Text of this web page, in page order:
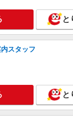
円〜 ★交通費別途支給（
。○。・゜+゜・。○。
有) お友達を紹介頂くと, インセンテ
支給(規定有) ゜・。○。
熊本県熊本市中央区の家
機種に詳しくなれる
】
時給1400円〜1450円（
代支給 ★交通費別途支給
。○。・゜+゜・。○。
有) お友達を紹介頂くと, インセンテ
熊本県熊本市中央区の家
と
スタッフ
と